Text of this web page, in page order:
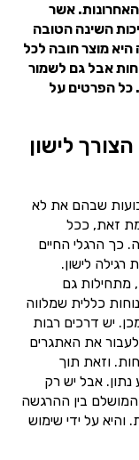
אשר
השינה הטובה
היא מוצר חובה לכל
אבל גם לשמור
כל הפרטים על
לישון
שבהם את לא
זאת, ככל
כך הרגלי החיים
לישון.
מתחילות גם
כללית שמלווה
יש דרכים רבות
את האתגרים
וזאת תוך
נתון. אבל יש רק
בין ההרגשה
על ידי שימוש